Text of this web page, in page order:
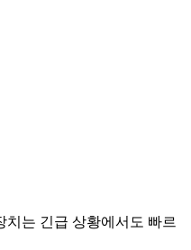
는 긴급 상황에서도 빠르